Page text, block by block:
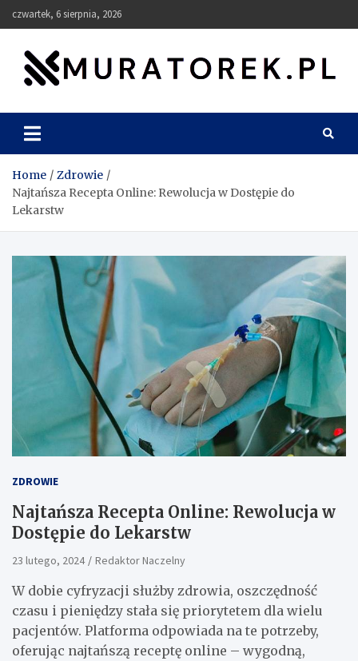
to
czwartek, 6 sierpnia, 2026
muratorek.pl
Home
Zdrowie
Najtańsza Recepta Online: Rewolucja w Dostępie do
Lekarstw
ZDROWIE
Najtańsza Recepta Online: Rewolucja w
Dostępie do Lekarstw
23 lutego, 2024 Redaktor Naczelny
W dobie cyfryzacji służby zdrowia, oszczędność
czasu i pieniędzy stała się priorytetem dla wielu
pacjentów. Platforma odpowiada na te potrzeby,
oferując najtańszą receptę online – wygodną,